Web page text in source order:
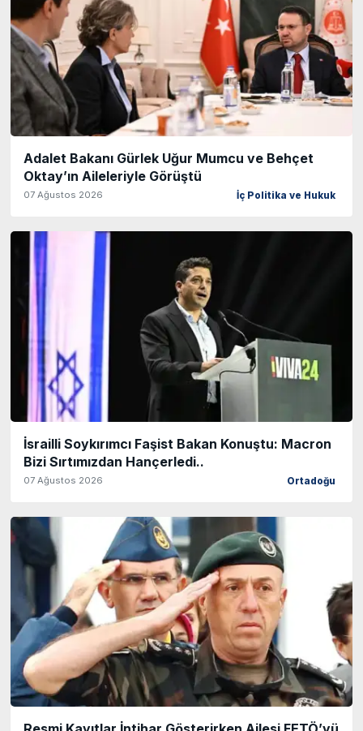
Adalet Bakanı Gürlek Uğur Mumcu ve Behçet
Oktay’ın Aileleriyle Görüştü
07 Ağustos 2026 İç Politika ve Hukuk
İsrailli Soykırımcı Faşist Bakan Konuştu: Macron
Bizi Sırtımızdan Hançerledi..
07 Ağustos 2026 Ortadoğu